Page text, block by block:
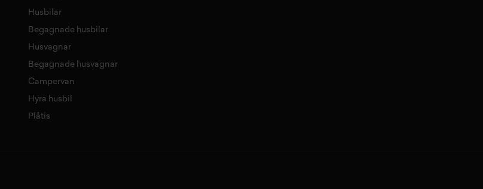
Husbilar
Begagnade husbilar
Husvagnar
Begagnade husvagnar
Campervan
Hyra husbil
Plåtis